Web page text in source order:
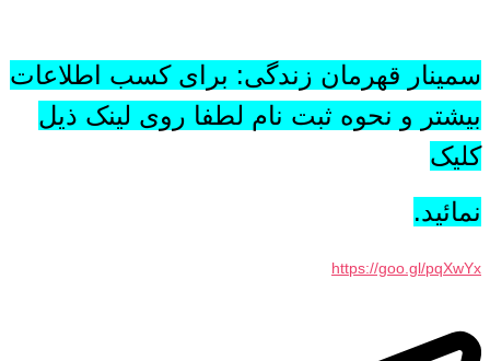
سمینار قهرمان زندگی: برای کسب اطلاعات
بیشتر و نحوه ثبت نام لطفا روی لینک ذیل
کلیک
نمائید.
https://goo.gl/pqXwYx